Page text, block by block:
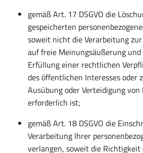
gemäß Art. 17 DSGVO die
gespeicherten
soweit nicht die Verarbeitung
auf freie Meinungsäußerung
Erfüllung einer rechtlichen
des öffentlichen Interesses oder
Ausübung oder Verteidigung
erforderlich ist;
gemäß Art. 18 DSGVO die
Verarbeitung Ihrer
verlangen, soweit die